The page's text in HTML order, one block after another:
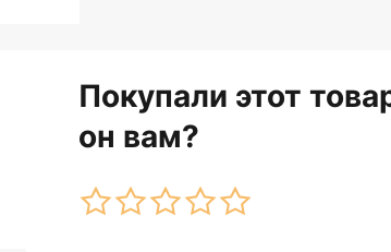
Покупали этот
он вам?